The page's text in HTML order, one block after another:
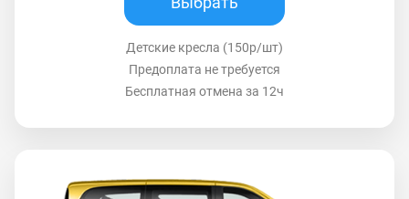
Детские кресла (150р/шт)
Предоплата не требуется
Бесплатная отмена за 12ч